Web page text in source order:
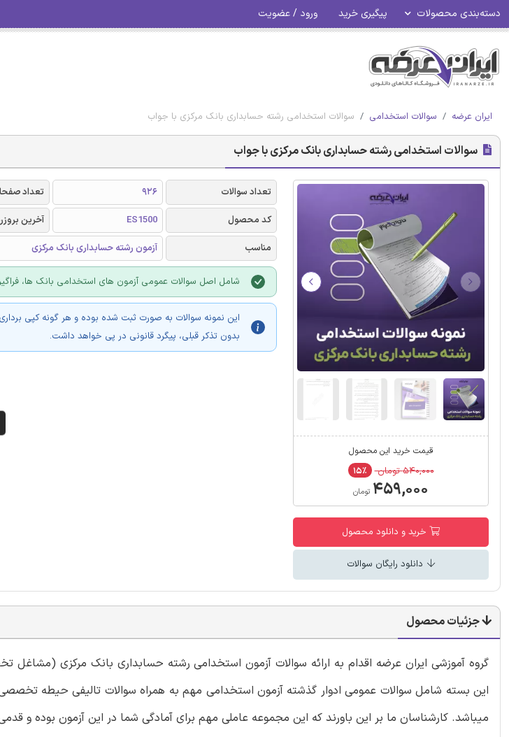
دسته‌بندی محصولات پیگیری خرید ورود / عضویت
ایران عرضه سوالات استخدامی سوالات استخدامی رشته حسابداری بانک مرکزی با جواب
سوالات استخدامی رشته حسابداری بانک مرکزی با جواب
قیمت خرید این محصول
۵۴۰,۰۰۰ تومان ۱۵٪
۴۵۹,۰۰۰ تومان
خرید و دانلود محصول
دانلود رایگان سوالات
تعداد سوالات 926 تعداد
کد محصول
ES1500 آخرین
مناسب
آزمون رشته حسابداری بانک مرکزی
شامل اصل سوالات عمومی آزمون های استخدامی بانک ها،
این نمونه سوالات به صورت ثبت شده بوده و هر گونه کپی
بدون تذکر قبلی، پیگرد قانونی در پی خواهد داشت.
جزئیات محصول
گروه آموزشی ایران عرضه اقدام به ارائه سوالات آزمون استخدامی رشته حسابداری بانک مرکزی
این بسته شامل سوالات عمومی ادوار گذشته آزمون استخدامی مهم به همراه سوالات تالیفی حیطه
میباشد. کارشناسان ما بر این باورند که این مجموعه عاملی مهم برای آمادگی شما در این آزمون بوده و